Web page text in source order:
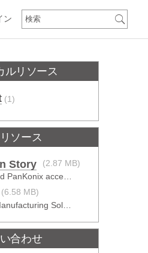
ン
ルリソース
(1)
ソース
Story
(2.87 MB)
PLC-integrated PanKonix accelerates digitalization
(6.58 MB)
2023 Smart Manufacturing Solutions Brochure
合わせ